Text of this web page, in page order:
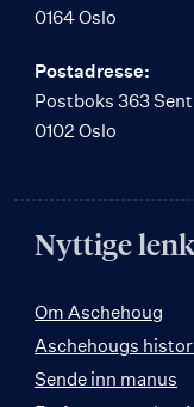
0164 Oslo
Postadresse:
Postboks 363
0102 Oslo
Nyttige
Om Aschehoug
Aschehougs
Sende inn manus